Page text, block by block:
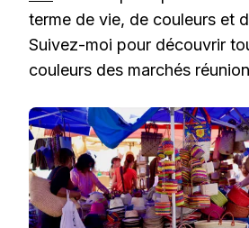
terme de vie, de couleurs et
Suivez-moi pour découvrir
couleurs des marchés